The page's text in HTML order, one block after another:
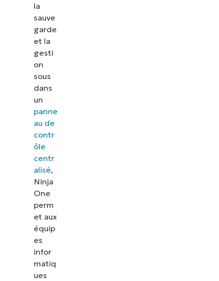
la
sauve
garde
et la
gesti
on
sous
dans
un
panne
au de
contr
ôle
centr
alisé,
Ninja
One
perm
et aux
équip
es
infor
matiq
ues